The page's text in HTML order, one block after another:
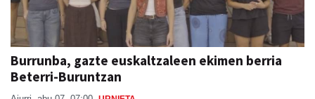
Burrunba, gazte euskaltzaleen ekimen berria
Beterri-Buruntzan